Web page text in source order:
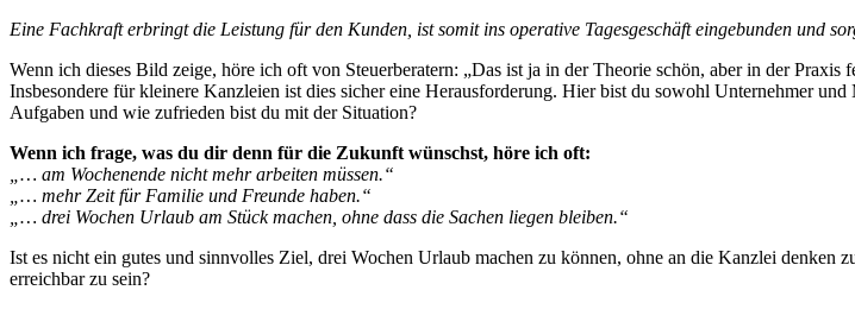
Eine Fachkraft erbringt die Leistung für den Kunden, ist somit ins operative Tagesgeschäft eingebunden und
Wenn ich dieses Bild zeige, höre ich oft von Steuerberatern: „Das ist ja in der Theorie schön, aber in der
Insbesondere für kleinere Kanzleien ist dies sicher eine Herausforderung. Hier bist du sowohl Unternehmer
Aufgaben und wie zufrieden bist du mit der Situation?
Wenn ich frage, was du dir denn für die Zukunft wünschst, höre ich oft:
„… am Wochenende nicht mehr arbeiten müssen.“
„… mehr Zeit für Familie und Freunde haben.“
„… drei Wochen Urlaub am Stück machen, ohne dass die Sachen liegen bleiben.“
Ist es nicht ein gutes und sinnvolles Ziel, drei Wochen Urlaub machen zu können, ohne an die Kanzlei denken
erreichbar zu sein?